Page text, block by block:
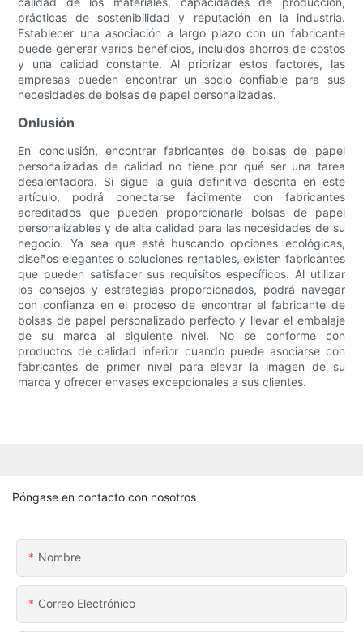
prácticas de sostenibilidad y reputación en la industria.
Establecer una asociación a largo plazo con un fabricante
puede generar varios beneficios, incluidos ahorros de costos
y una calidad constante. Al priorizar estos factores, las
empresas pueden encontrar un socio confiable para sus
necesidades de bolsas de papel personalizadas.
Onlusión
En conclusión, encontrar fabricantes de bolsas de papel
personalizadas de calidad no tiene por qué ser una tarea
desalentadora. Si sigue la guía definitiva descrita en este
artículo, podrá conectarse fácilmente con fabricantes
acreditados que pueden proporcionarle bolsas de papel
personalizables y de alta calidad para las necesidades de su
negocio. Ya sea que esté buscando opciones ecológicas,
diseños elegantes o soluciones rentables, existen fabricantes
que pueden satisfacer sus requisitos específicos. Al utilizar
los consejos y estrategias proporcionados, podrá navegar
con confianza en el proceso de encontrar el fabricante de
bolsas de papel personalizado perfecto y llevar el embalaje
de su marca al siguiente nivel. No se conforme con
productos de calidad inferior cuando puede asociarse con
fabricantes de primer nivel para elevar la imagen de su
marca y ofrecer envases excepcionales a sus clientes.
Póngase en contacto con nosotros
Nombre
Correo Electrónico